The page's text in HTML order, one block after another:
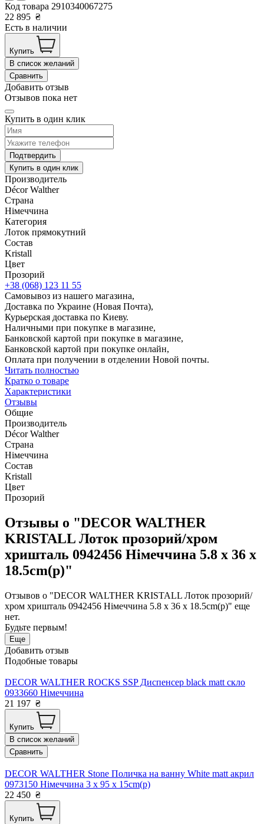
Код товара 2910340067275
22 895 ₴
Есть в наличии
Купить
В список желаний
Сравнить
Добавить отзыв
Отзывов пока нет
Купить в один клик
Подтвердить
Купить в один клик
Производитель
Décor Walther
Страна
Німеччина
Категория
Лоток прямокутний
Состав
Kristall
Цвет
Прозорий
+38 (068) 123 11 55
Самовывоз из нашего магазина,
Доставка по Украине (Новая Почта),
Курьерская доставка по Киеву.
Наличными при покупке в магазине,
Банковской картой при покупке в магазине,
Банковской картой при покупке онлайн,
Оплата при получении в отделении Новой почты.
Читать полностью
Кратко о товаре
Характеристики
Отзывы
Общие
Производитель
Décor Walther
Страна
Німеччина
Состав
Kristall
Цвет
Прозорий
Отзывы о "DECOR WALTHER
KRISTALL Лоток прозорий/хром
хришталь 0942456 Німеччина 5.8 x 36 x
18.5cm(р)"
Отзывов о "DECOR WALTHER KRISTALL Лоток прозорий/
хром хришталь 0942456 Німеччина 5.8 x 36 x 18.5cm(р)" еще
нет.
Будьте первым!
Еще
Добавить отзыв
Подобные товары
DECOR WALTHER ROCKS SSP Диспенсер black matt скло
0933660 Німеччина
21 197 ₴
Купить
В список желаний
Сравнить
DECOR WALTHER Stone Поличка на ванну White matt акрил
0973150 Німеччина 3 x 95 x 15cm(р)
22 450 ₴
Купить